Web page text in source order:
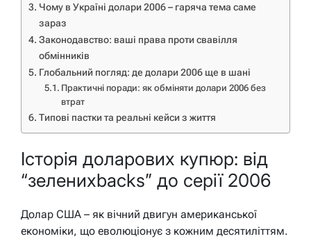
Чому в Україні долари 2006 – гаряча тема саме
зараз
Законодавство: ваші права проти свавілля
обмінників
Глобальний погляд: де долари 2006 ще в шані
Практичні поради: як обміняти долари 2006 без
втрат
Типові пастки та реальні кейси з життя
Історія доларових купюр: від
“зеленихbacks” до серії 2006
Долар США – як вічний двигун американської
економіки, що еволюціонує з кожним десятиліттям.